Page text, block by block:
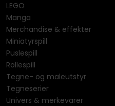
LEGO
Manga
Merchandise & effekter
Miniatyrspill
Puslespill
Rollespill
Tegne- og maleutstyr
Tegneserier
Univers & merkevarer